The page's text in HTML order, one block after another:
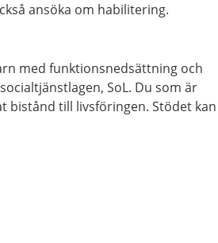
ansöka om habilitering.
med funktionsnedsättning och
SoL. Du som är
bistånd till livsföringen. Stödet kan